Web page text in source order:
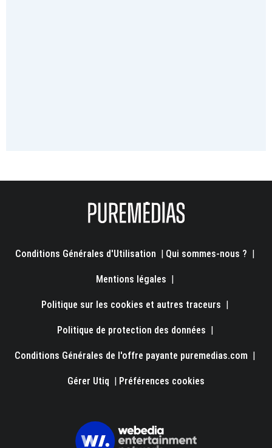
Conditions Générales d'Utilisation | Qui sommes-nous ? |
Mentions légales |
Politique sur les cookies et autres traceurs |
Politique de protection des données |
Conditions Générales de l'offre payante puremedias.com |
Gérer Utiq | Préférences cookies